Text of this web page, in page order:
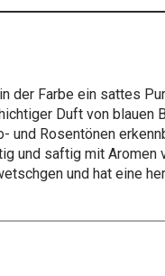
der Farbe ein sattes
Duft von blauen
und Rosentönen
und saftig mit Aromen
und hat eine